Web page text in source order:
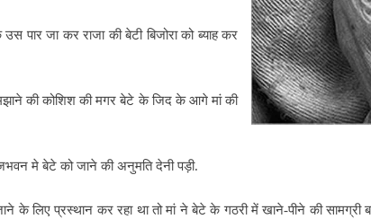
पार जा कर राजा की बेटी बिजोरा को ब्याह कर
की कोशिश की मगर बेटे के जिद के आगे मां की
मे बेटे को जाने की अनुमति देनी पड़ी.
के लिए प्रस्थान कर रहा था तो मां ने बेटे के गठरी में खाने-पीने की सामग्री